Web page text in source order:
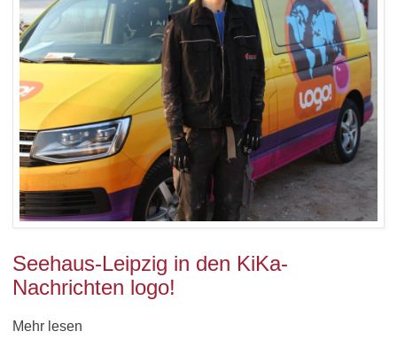
Seehaus-Leipzig in den KiKa-
Nachrichten logo!
Mehr lesen